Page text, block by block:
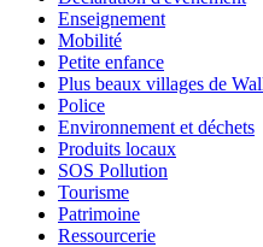
Enseignement
Mobilité
Petite enfance
Plus beaux villages de
Police
Environnement et déchets
Produits locaux
SOS Pollution
Tourisme
Patrimoine
Ressourcerie